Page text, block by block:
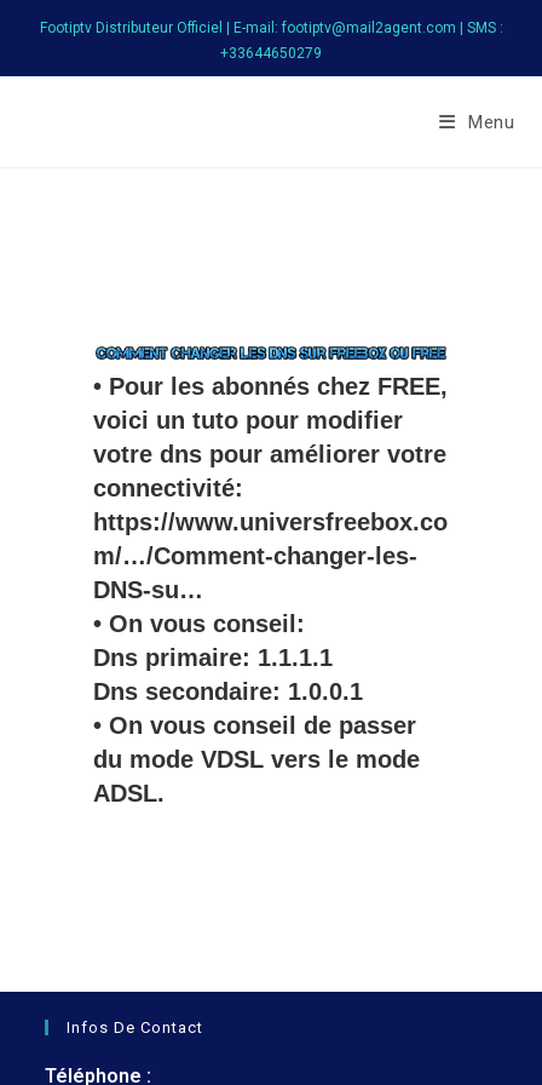
Footiptv Distributeur Officiel | E-mail: footiptv@mail2agent.com | SMS :
+33644650279
Menu
• Pour les abonnés chez FREE,
voici un tuto pour modifier
votre dns pour améliorer votre
connectivité:
https://www.universfreebox.co
m/…/Comment-changer-les-
DNS-su…
• On vous conseil:
Dns primaire: 1.1.1.1
Dns secondaire: 1.0.0.1
• On vous conseil de passer
du mode VDSL vers le mode
ADSL.
Infos De Contact
Téléphone :